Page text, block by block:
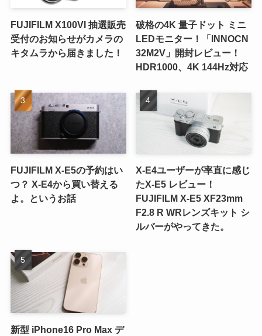
FUJIFILM X100VI 抽選販売
受付のお知らせがカメラの
キタムラから届きました！
破格の4K 量子ドット ミニ
LEDモニター！「INNOCN
32M2V」開封レビュー！
HDR1000、4K 144Hz対応
FUJIFILM X-E5の予約はい
つ？ X-E4から買い替える
よ。というお話
X-E4ユーザーが率直に感じ
たX-E5 レビュー！
FUJIFILM X-E5 XF23mm
F2.8 R WRレンズキット シ
ルバーがやってきた。
新型 iPhone16 Pro Max デ